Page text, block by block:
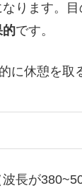
ります。
的です。
に休憩を取
長が